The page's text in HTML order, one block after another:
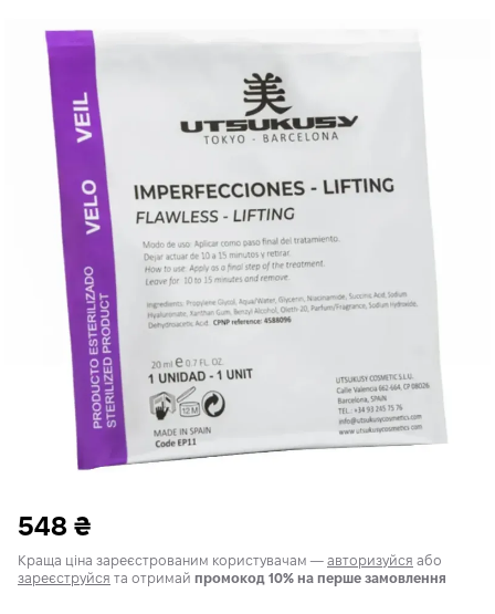
548 ₴
Краща ціна зареєстрованим користувачам — авторизуйся або
зареєструйся та отримай промокод 10% на перше замовлення